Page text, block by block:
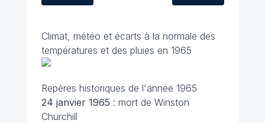
Climat, météo et écarts à la normale des
températures et des pluies en 1965
Repères historiques de l'année 1965
24 janvier 1965 : mort de Winston
Churchill